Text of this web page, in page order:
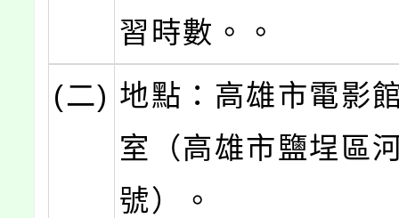
習時數。。
(二) 地點：高雄市電影
室（高雄市鹽埕區
號）。